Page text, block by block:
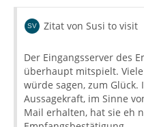
Zitat von Susi to visit
Der Eingangsserver des
überhaupt mitspielt.
würde sagen, zum
Aussagekraft, im Sinne
Mail erhalten, hat sie eh